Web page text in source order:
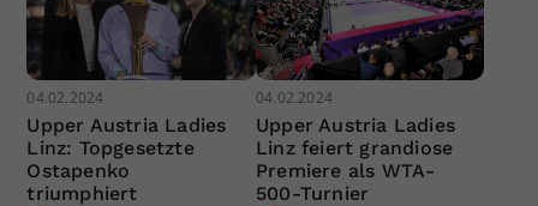
04.02.2024
Upper Austria Ladies
Linz: Topgesetzte
Ostapenko
triumphiert
04.02.2024
Upper Austria Ladies
Linz feiert grandiose
Premiere als WTA-
500-Turnier